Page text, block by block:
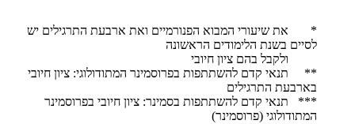
* את שיעורי המבוא הפנורמיים ואת ארבעת התרגילים יש
לסיים בשנת הלימודים הראשונה
ולקבל בהם ציון חיובי
​** תנאי קדם להשתתפות בפרוסמינר המתודולוגי: ציון חיובי
בארבעת התרגילים
​​*** תנאי קדם להשתתפות בסמינר: ציון חיובי בפרוסמינר
המתודולוגי (פרוסמינר)